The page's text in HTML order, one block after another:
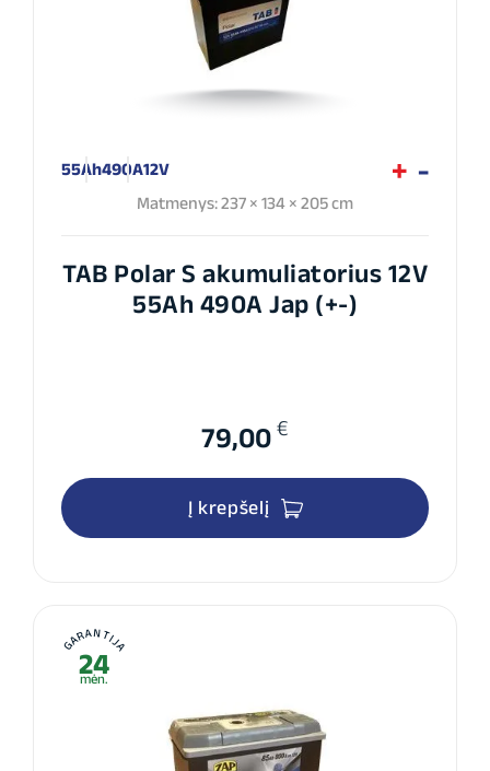
55Ah490A12V
Matmenys: 237 × 134 × 205 cm
TAB Polar S akumuliatorius 12V
55Ah 490A Jap (+-)
79,00 €
Į krepšelį
GARANTIJA
24
mėn.